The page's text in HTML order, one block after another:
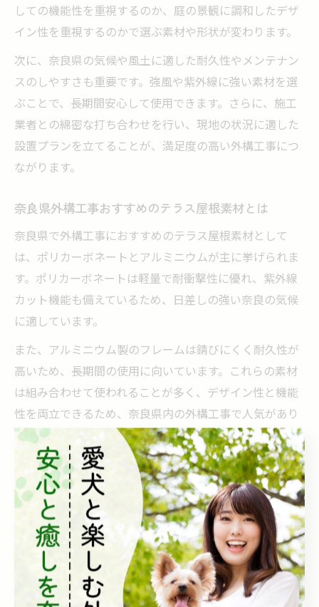
しての機能性を重視するのか、庭の景観に調和したデザ
イン性を重視するのかで選ぶ素材や形状が変わります。
次に、奈良県の気候や風土に適した耐久性やメンテナン
スのしやすさも重要です。強風や紫外線に強い素材を選
ぶことで、長期間安心して使用できます。さらに、施工
業者との綿密な打ち合わせを行い、現地の状況に適した
設置プランを立てることが、満足度の高い外構工事につ
ながります。
奈良県外構工事おすすめのテラス屋根素材とは
奈良県で外構工事におすすめのテラス屋根素材として
は、ポリカーボネートとアルミニウムが主に挙げられま
す。ポリカーボネートは軽量で耐衝撃性に優れ、紫外線
カット機能も備えているため、日差しの強い奈良の気候
に適しています。
また、アルミニウム製のフレームは錆びにくく耐久性が
高いため、長期間の使用に向いています。これらの素材
は組み合わせて使われることが多く、デザイン性と機能
性を両立できるため、奈良県内の外構工事で人気があり
ます。
外構工事でテラス屋根の耐久性を高める秘訣
テラス屋根の耐久性を高めるためには、まず高品質な素
材選びが欠かせません。耐候性や耐衝撃性に優れた素材
を選ぶことで、風雨や紫外線による劣化を防止できま
加えて、施工時の設置方法も重要です。しっかりとした